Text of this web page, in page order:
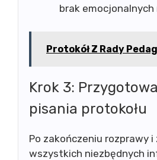
brak emocjonalnych
Protokół Z Rady
Krok 3:
pisania protokołu
Po zakończeniu rozprawy i
wszystkich niezbędnych